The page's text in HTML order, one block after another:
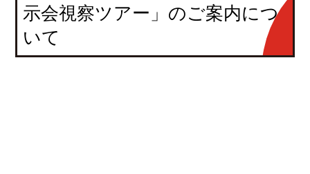
示会視察ツアー」のご案内につ
いて